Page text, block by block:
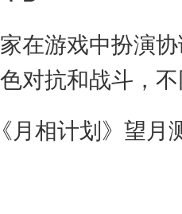
在游戏中扮演
对抗和战斗，
月相计划》望月